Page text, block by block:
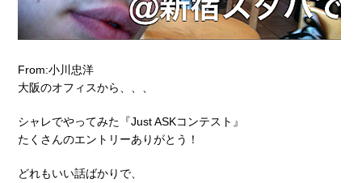
From:小川忠洋
大阪のオフィスから、、、
シャレでやってみた『Just ASKコンテスト』
たくさんのエントリーありがとう！
どれもいい話ばかりで、